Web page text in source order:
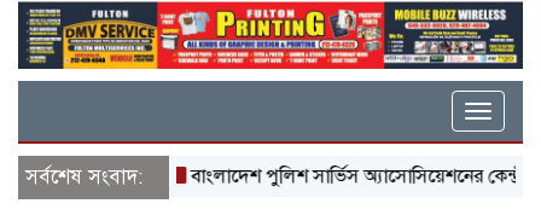
Toggle
সর্বশেষ সংবাদ:বাংলাদেশ পুলিশ সার্ভিস অ্যাসোসিয়েশনের কেন্দ্রীয়